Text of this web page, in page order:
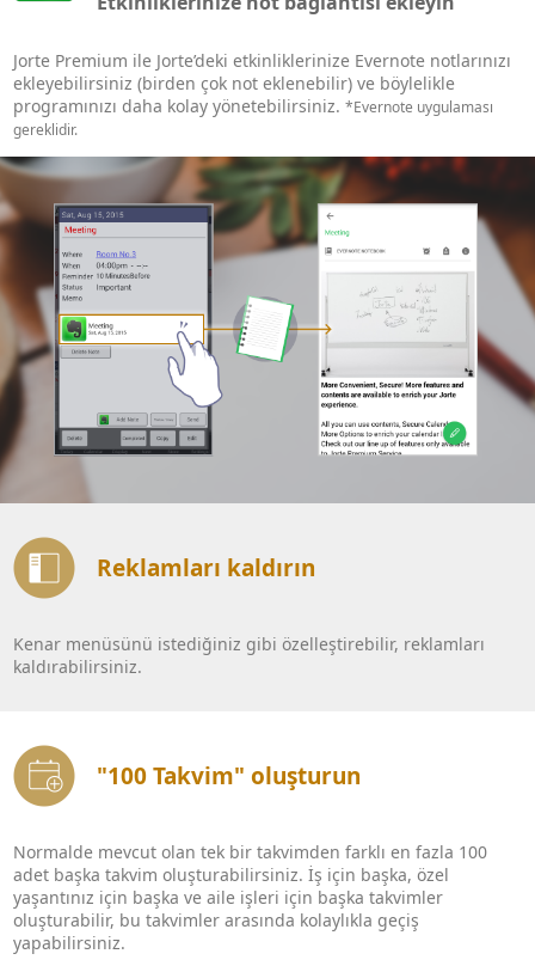
Jorte Premium ile Jorte’deki etkinliklerinize Evernote notlarınızı
ekleyebilirsiniz (birden çok not eklenebilir) ve böylelikle
programınızı daha kolay yönetebilirsiniz. *Evernote uygulaması
gereklidir.
Reklamları kaldırın
Kenar menüsünü istediğiniz gibi özelleştirebilir, reklamları
kaldırabilirsiniz.
"100 Takvim" oluşturun
Normalde mevcut olan tek bir takvimden farklı en fazla 100
adet başka takvim oluşturabilirsiniz. İş için başka, özel
yaşantınız için başka ve aile işleri için başka takvimler
oluşturabilir, bu takvimler arasında kolaylıkla geçiş
yapabilirsiniz.